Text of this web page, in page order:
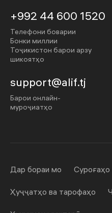
+992 44 600 1520
Телефони боварии
Бонки миллии
Тоҷикистон барои арзу
шикоятҳо
support@alif.tj
Барои онлайн-
муроҷиатҳо
Дар бораи мо Суроғаҳо
Ҳуҷҷатҳо ва тарофаҳо